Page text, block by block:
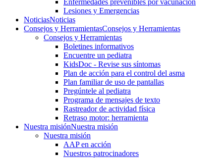
Enfermedades prevenibles por vacunación
Lesiones y Emergencias
NoticiasNoticias
Consejos y HerramientasConsejos y Herramientas
Consejos y Herramientas
Boletines informativos
Encuentre un pediatra
KidsDoc - Revise sus síntomas
Plan de acción para el control del asma
Plan familiar de uso de pantallas
Pregúntele al pediatra
Programa de mensajes de texto
Rastre​​ador de activida​d física
Retraso motor: herramienta
Nuestra misiónNuestra misión
Nuestra misión
AAP en acción
Nuestros patrocinadores